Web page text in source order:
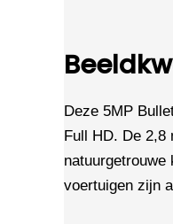
Deze 5MP
Full HD. De
natuurgetrouwe
voertuigen zijn